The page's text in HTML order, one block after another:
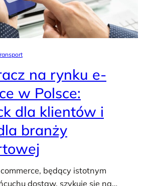
na rynku e-
w Polsce:
dla klientów i
branży
będący istotnym
dostaw, szykuje się na…